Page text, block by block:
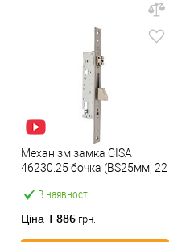
В наявності
Механізм замка CISA
46230.25 бочка (BS25мм, 22
Ціна 1 886 грн.